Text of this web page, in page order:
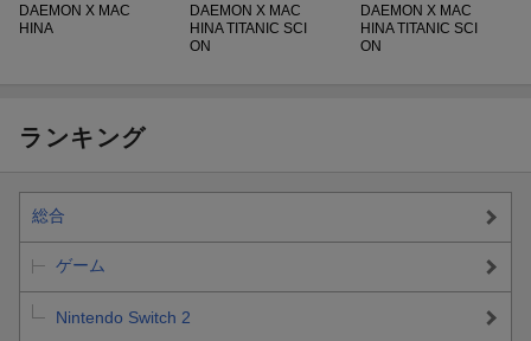
DAEMON X MAC
HINA
DAEMON X MAC
HINA TITANIC SCI
ON
DAEMON X MAC
HINA TITANIC SCI
ON
ランキング
総合
ゲーム
Nintendo Switch 2